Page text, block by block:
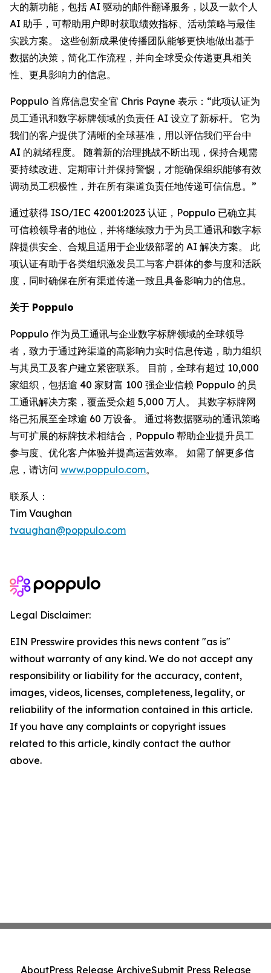
大的新功能，包括 AI 驱动的邮件翻译服务，以及一款个人
AI 助手，可帮助用户即时获取绩效指标、活动策略与最佳
实践方案。 这些创新成果使传播团队能够更快地做出基于
数据的决策，简化工作流程，并向全球受众传递更具相关
性、更具影响力的信息。
Poppulo 首席信息安全官 Chris Payne 表示：“此项认证为
员工通讯和数字标牌领域的负责任 AI 设立了新标杆。 它为
我们的客户提供了清晰的全球基准，用以评估我们平台中
AI 的就绪程度。 随着新的治理挑战不断出现，保持合规需
要持续改进、定期审计并保持警惕，才能确保组织能够有效
调动员工积极性，并在所有渠道负责任地传递可信信息。”
通过获得 ISO/IEC 42001:2023 认证，Poppulo 已确立其
可信赖领导者的地位，并将继续致力于为员工通讯和数字标
牌提供安全、合规且适用于企业级部署的 AI 解决方案。 此
项认证有助于各类组织激发员工与客户群体的参与度和活跃
度，同时确保在所有渠道传递一致且具备影响力的信息。
关于 Poppulo
Poppulo 作为员工通讯与企业数字标牌领域的全球领导
者，致力于通过跨渠道的高影响力实时信息传递，助力组织
与其员工及客户建立紧密联系。 目前，全球有超过 10,000
家组织，包括逾 40 家财富 100 强企业信赖 Poppulo 的员
工通讯解决方案，覆盖受众超 5,000 万人。 其数字标牌网
络已拓展至全球逾 60 万设备。 通过将数据驱动的通讯策略
与可扩展的标牌技术相结合，Poppulo 帮助企业提升员工
参与度、优化客户体验并提高运营效率。 如需了解更多信
息，请访问 www.poppulo.com。
联系人：
Tim Vaughan
tvaughan@poppulo.com
Legal Disclaimer:
EIN Presswire provides this news content "as is"
without warranty of any kind. We do not accept any
responsibility or liability for the accuracy, content,
images, videos, licenses, completeness, legality, or
reliability of the information contained in this article.
If you have any complaints or copyright issues
related to this article, kindly contact the author
above.
AboutPress Release ArchiveSubmit Press Release